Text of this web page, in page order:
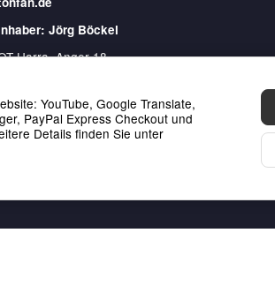
Jörg Böckel
Harra, Anger 18
+4936642-217818
Mail:post@tonfan.de
YouTube, Google Translate,
PayPal Express Checkout und
Details finden Sie unter